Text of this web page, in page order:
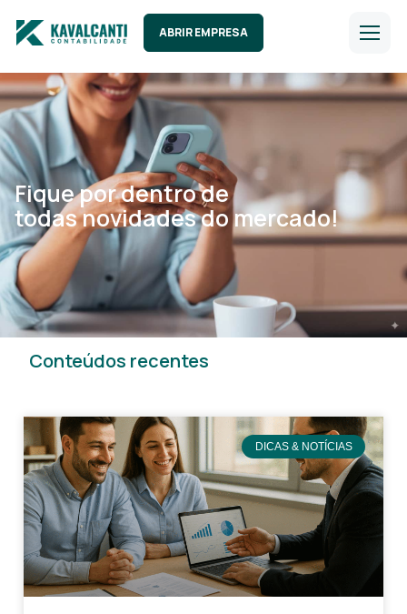
ABRIR EMPRESA
Fique por dentro de
todas novidades do mercado!
Conteúdos recentes
DICAS & NOTÍCIAS